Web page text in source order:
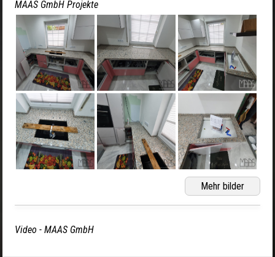
MAAS GmbH Projekte
Mehr bilder
Video - MAAS GmbH